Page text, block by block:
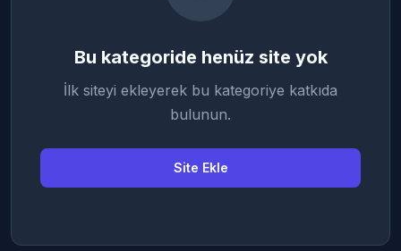
Bu kategoride henüz site yok
İlk siteyi ekleyerek bu kategoriye katkıda
bulunun.
Site Ekle